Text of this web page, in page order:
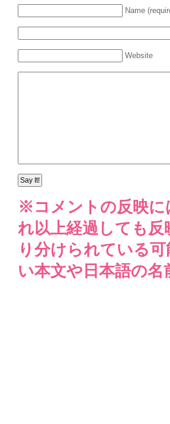
Name
Website
※コメントの反映に
れ以上経過しても
り分けられている
い本文や日本語の